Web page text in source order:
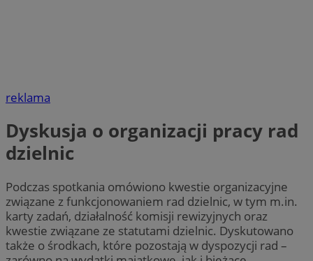
reklama
Dyskusja o organizacji pracy rad
dzielnic
Podczas spotkania omówiono kwestie organizacyjne
związane z funkcjonowaniem rad dzielnic, w tym m.in.
karty zadań, działalność komisji rewizyjnych oraz
kwestie związane ze statutami dzielnic. Dyskutowano
także o środkach, które pozostają w dyspozycji rad –